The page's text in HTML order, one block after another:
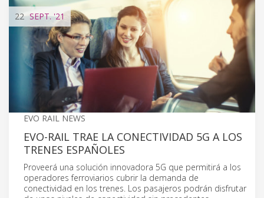
22 SEPT.'21
EVO RAIL NEWS
EVO-RAIL TRAE LA CONECTIVIDAD 5G A LOS
TRENES ESPAÑOLES
Proveerá una solución innovadora 5G que permitirá a los
operadores ferroviarios cubrir la demanda de
conectividad en los trenes. Los pasajeros podrán disfrutar